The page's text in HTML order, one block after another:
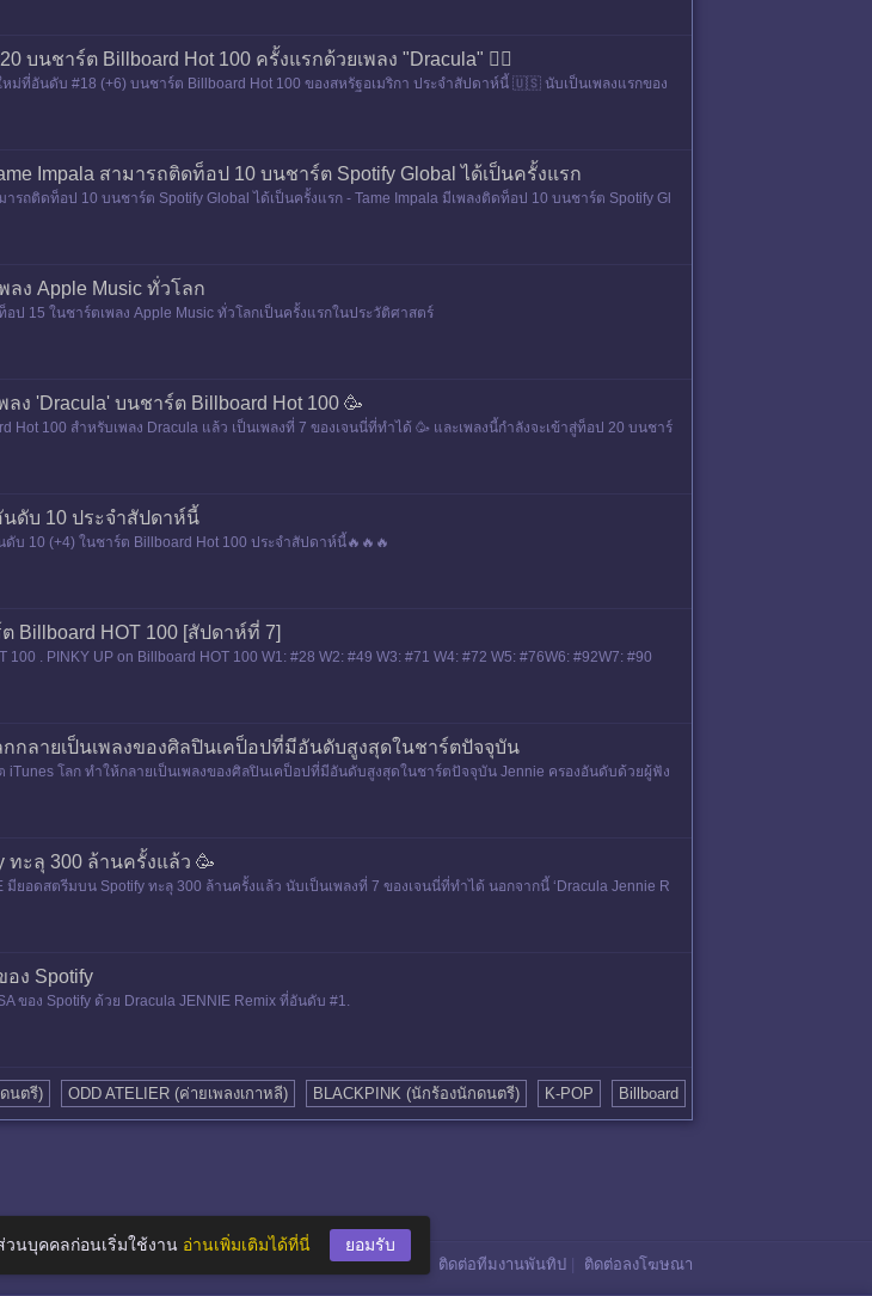
บนชาร์ต Billboard Hot 100 ครั้งแรกด้วยเพลง "Dracula" 🧛‍♀️
หม่ที่อันดับ #18 (+6) บนชาร์ต Billboard Hot 100 ของสหรัฐอเมริกา ประจำสัปดาห์นี้ 🇺🇸 นับเป็นเพลงแรกของ
Impala สามารถติดท็อป 10 บนชาร์ต Spotify Global ได้เป็นครั้งแรก
ารถติดท็อป 10 บนชาร์ต Spotify Global ได้เป็นครั้งแรก - Tame Impala มีเพลงติดท็อป 10 บนชาร์ต Spotify Gl
ลง Apple Music ทั่วโลก
ป 15 ในชาร์ตเพลง Apple Music ทั่วโลกเป็นครั้งแรกในประวัติศาสตร์
ง 'Dracula' บนชาร์ต Billboard Hot 100 🥳
100 สำหรับเพลง Dracula แล้ว เป็นเพลงที่ 7 ของเจนนี่ที่ทำได้ 🥳 และเพลงนี้กำลังจะเข้าสู่ท็อป 20 บนชาร์
นดับ 10 ประจำสัปดาห์นี้
บ 10 (+4) ในชาร์ต Billboard Hot 100 ประจำสัปดาห์นี้🔥🔥🔥
Billboard HOT 100 [สัปดาห์ที่ 7]
. PINKY UP on Billboard HOT 100 W1: #28 W2: #49 W3: #71 W4: #72 W5: #76W6: #92W7: #90
กลายเป็นเพลงของศิลปินเคป็อปที่มีอันดับสูงสุดในชาร์ตปัจจุบัน
iTunes โลก ทำให้กลายเป็นเพลงของศิลปินเคป็อปที่มีอันดับสูงสุดในชาร์ตปัจจุบัน Jennie ครองอันดับด้วยผู้ฟัง
ทะลุ 300 ล้านครั้งแล้ว 🥳
มียอดสตรีมบน Spotify ทะลุ 300 ล้านครั้งแล้ว นับเป็นเพลงที่ 7 ของเจนนี่ที่ทำได้ นอกจากนี้ ‘Dracula Jennie R
อง Spotify
ของ Spotify ด้วย Dracula JENNIE Remix ที่อันดับ #1.
นตรี) ODD ATELIER (ค่ายเพลงเกาหลี) BLACKPINK (นักร้องนักดนตรี) K-POP Billboard
ติดต่อทีมงานพันทิป ติดต่อลงโฆษณา
นบุคคลก่อนเริ่มใช้งาน อ่านเพิ่มเติมได้ที่นี่ ยอมรับ